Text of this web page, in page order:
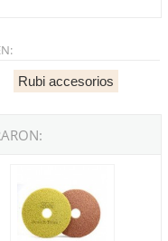
Rubi accesorios